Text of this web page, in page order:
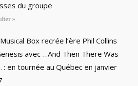
du groupe
»
Box recrée l’ère Phil Collins
avec …And Then There Was
: en tournée au Québec en janvier